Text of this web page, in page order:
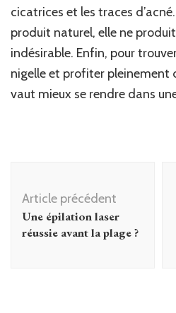
cicatrices et les traces
produit naturel, elle ne
indésirable. Enfin, pour
nigelle et profiter pleinement
vaut mieux se rendre dans
d'article
Article précédent
Une épilation laser
réussie avant la plage ?